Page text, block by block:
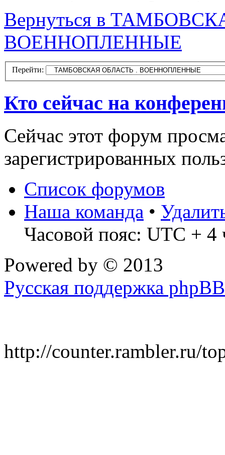
Вернуться в
ВОЕННОПЛЕННЫЕ
Перейти:
Кто сейчас на
Сейчас этот форум
зарегистрированных
Список форумов
Наша команда •
Часовой пояс: UTC + 4
Powered by © 2013
Русская поддержка phpBB
http://counter.rambler.ru/